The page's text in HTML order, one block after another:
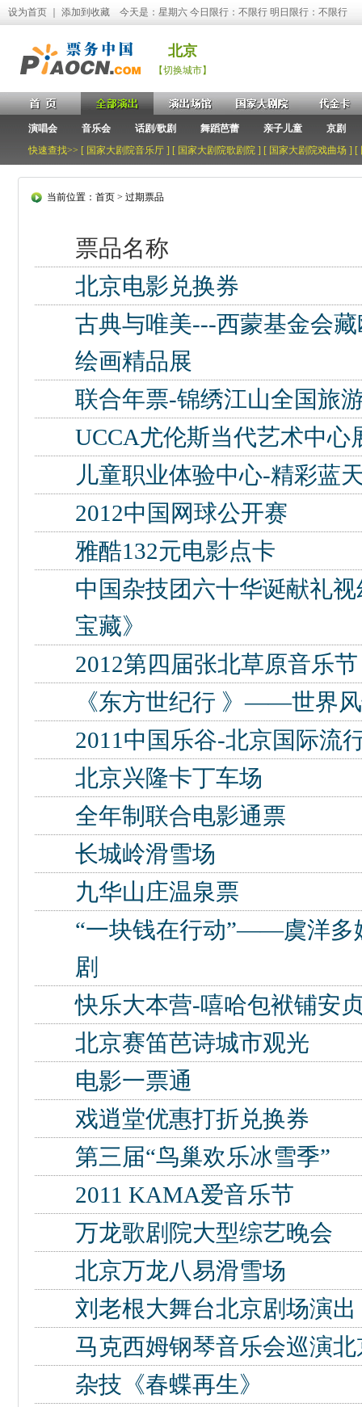
设为首页 添加到收藏 今天是：星期六 今日限行：不限行 明日限行：不限行
北京
【切换城市】
演唱会 音乐会 话剧/歌剧 舞蹈芭蕾 亲子儿童
京剧
快速查找>> [ 国家大剧院音乐厅 ] [ 国家大剧院歌剧院 ] [ 国家大剧院戏曲场 ] [
当前位置： 首页> 过期票品
票品名称
北京电影兑换券
古典与唯美---西蒙基金会
绘画精品展
联合年票-锦绣江山全国旅
UCCA尤伦斯当代艺术中心
儿童职业体验中心-精彩蓝
2012中国网球公开赛
雅酷132元电影点卡
中国杂技团六十华诞献礼
宝藏》
2012第四届张北草原音乐节
《东方世纪行 》——世界
2011中国乐谷-北京国际流
北京兴隆卡丁车场
全年制联合电影通票
长城岭滑雪场
九华山庄温泉票
“一块钱在行动”——虞洋多
剧
快乐大本营-嘻哈包袱铺安
北京赛笛芭诗城市观光
电影一票通
戏逍堂优惠打折兑换券
第三届“鸟巢欢乐冰雪季”
2011 KAMA爱音乐节
万龙歌剧院大型综艺晚会
北京万龙八易滑雪场
刘老根大舞台北京剧场演出
马克西姆钢琴音乐会巡演北
杂技《春蝶再生》